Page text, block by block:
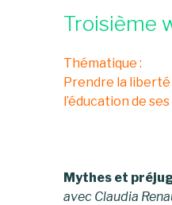
Troisième
Thématique :
Prendre la
l’éducation de
Mythes et
avec Claudia